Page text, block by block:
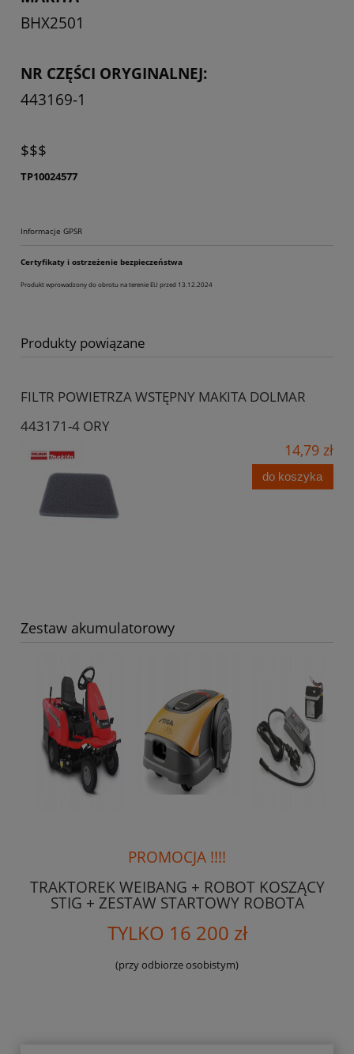
BHX2501
NR CZĘŚCI ORYGINALNEJ:
443169-1
$$$
TP10024577
Informacje GPSR
Certyfikaty i ostrzeżenie bezpieczeństwa
Produkt wprowadzony do obrotu na terenie EU przed 13.12.2024
Produkty powiązane
FILTR POWIETRZA WSTĘPNY MAKITA DOLMAR
443171-4 ORY
14,79 zł
do koszyka
Zestaw akumulatorowy
PROMOCJA !!!!
TRAKTOREK WEIBANG + ROBOT KOSZĄCY
STIG + ZESTAW STARTOWY ROBOTA
TYLKO 16 200 zł
(przy odbiorze osobistym)